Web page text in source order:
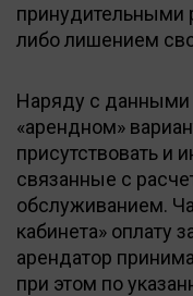
принудительными
либо лишением
Наряду с данными
«арендном»
присутствовать и
связанные с
обслуживанием.
кабинета» оплату
арендатор
при этом по